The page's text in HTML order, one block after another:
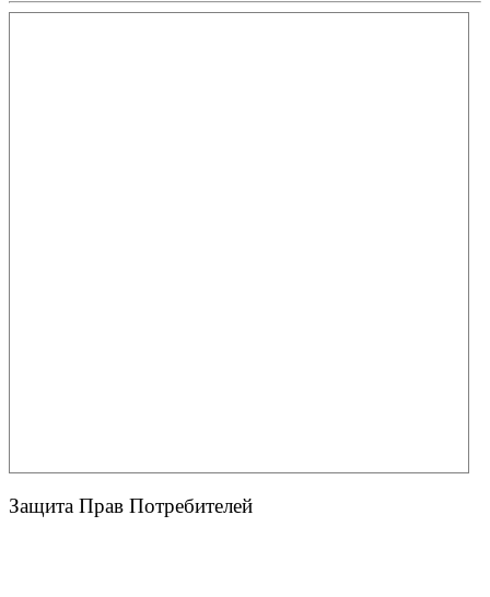
Защита Прав Потребителей